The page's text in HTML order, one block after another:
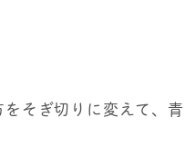
そぎ切りに変えて、